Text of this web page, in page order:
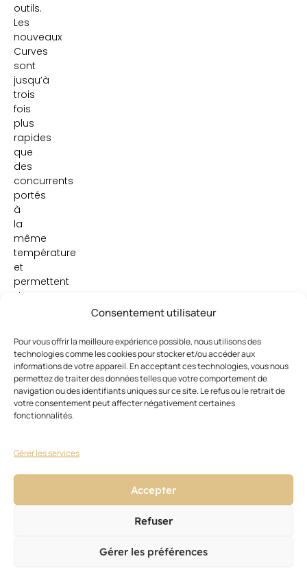
Consentement utilisateur
Pour vous offrir la meilleure expérience possible, nous utilisons des
technologies comme les cookies pour stocker et/ou accéder aux
informations de votre appareil. En acceptant ces technologies, vous nous
permettez de traiter des données telles que votre comportement de
navigation ou des identifiants uniques sur ce site. Le refus ou le retrait de
votre consentement peut affecter négativement certaines
fonctionnalités.
Gérer les services
Accepter
Refuser
Gérer les préférences
outils.
Les
nouveaux
Curves
sont
jusqu’à
trois
fois
plus
rapides
que
des
concurrents
portés
à
la
même
température
et
permettent
de
les
tendances
de
travail
de
la
diamètres